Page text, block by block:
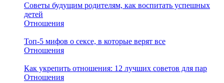
Советы будущим родителям, как воспитать успешных
детей
Отношения
Топ-5 мифов о сексе, в которые верят все
Отношения
Как укрепить отношения: 12 лучших советов для пар
Отношения